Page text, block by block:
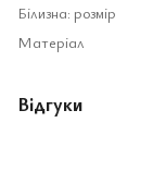
Білизна: розмір
Матеріал
Відгуки